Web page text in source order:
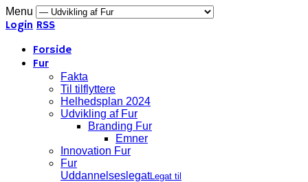
Menu
Login RSS
Forside
Fur
Fakta
Til tilflyttere
Helhedsplan 2024
Udvikling af Fur
Branding Fur
Emner
Innovation Fur
Fur
UddannelseslegatLegat til